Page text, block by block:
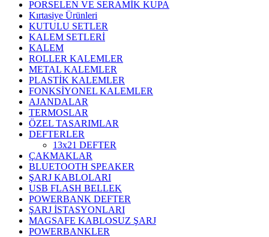
PORSELEN VE SERAMİK KUPA
Kırtasiye Ürünleri
KUTULU SETLER
KALEM SETLERİ
KALEM
ROLLER KALEMLER
METAL KALEMLER
PLASTİK KALEMLER
FONKSİYONEL KALEMLER
AJANDALAR
TERMOSLAR
ÖZEL TASARIMLAR
DEFTERLER
13x21 DEFTER
ÇAKMAKLAR
BLUETOOTH SPEAKER
ŞARJ KABLOLARI
USB FLASH BELLEK
POWERBANK DEFTER
ŞARJ İSTASYONLARI
MAGSAFE KABLOSUZ ŞARJ
POWERBANKLER